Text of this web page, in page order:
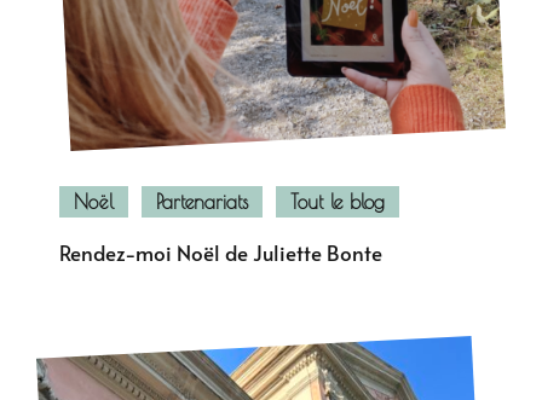
Noël Partenariats Tout le blog
Rendez-moi Noël de Juliette Bonte